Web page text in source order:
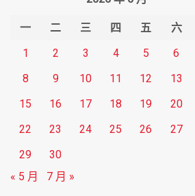
一 二 三 四 五 六
1
2 3 4 5 6
8
9 10 11 12 13
15
16 17 18 19 20
22
23 24 25 26 27
29
30
« 5 月
7 月 »